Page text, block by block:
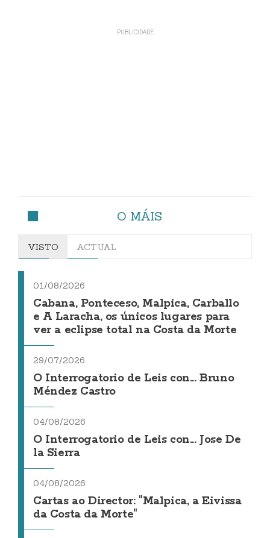
O MÁIS
VISTO ACTUAL
01/08/2026
Cabana, Ponteceso, Malpica, Carballo
e A Laracha, os únicos lugares para
ver a eclipse total na Costa da Morte
29/07/2026
O Interrogatorio de Leis con... Bruno
Méndez Castro
04/08/2026
O Interrogatorio de Leis con... Jose De
la Sierra
04/08/2026
Cartas ao Director: "Malpica, a Eivissa
da Costa da Morte"